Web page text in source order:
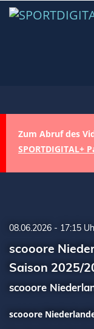
Zum Abruf des
SPORTDIGITAL+
08.06.2026 - 17:15
scooore
Saison 2025/
scooore
scooore